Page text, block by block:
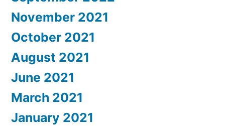
November 2021
October 2021
August 2021
June 2021
March 2021
January 2021